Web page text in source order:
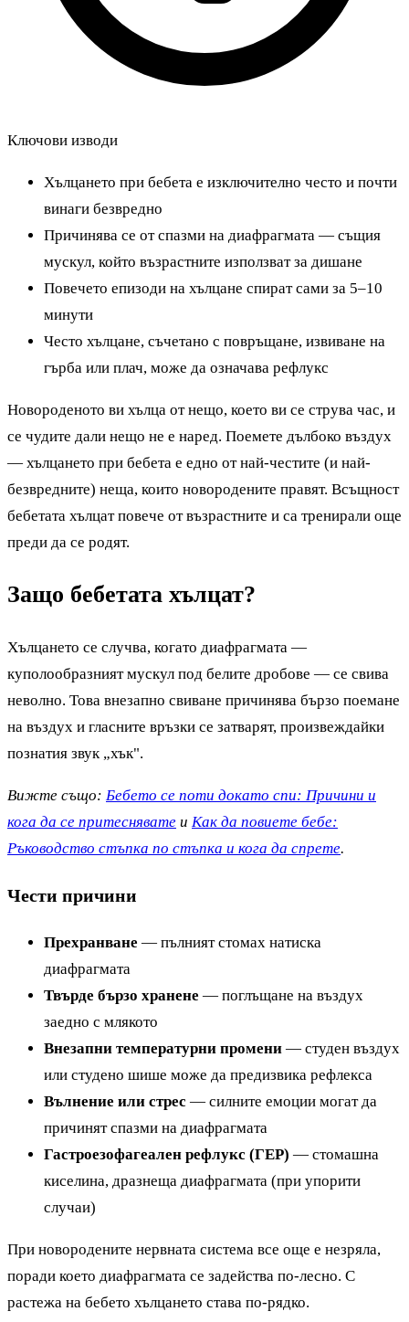
Ключови изводи
Хълцането при бебета е изключително често и почти
винаги безвредно
Причинява се от спазми на диафрагмата — същия
мускул, който възрастните използват за дишане
Повечето епизоди на хълцане спират сами за 5–10
минути
Често хълцане, съчетано с повръщане, извиване на
гърба или плач, може да означава рефлукс
Новороденото ви хълца от нещо, което ви се струва час, и
се чудите дали нещо не е наред. Поемете дълбоко въздух
— хълцането при бебета е едно от най-честите (и най-
безвредните) неща, които новородените правят. Всъщност
бебетата хълцат повече от възрастните и са тренирали още
преди да се родят.
Защо бебетата хълцат?
Хълцането се случва, когато диафрагмата —
куполообразният мускул под белите дробове — се свива
неволно. Това внезапно свиване причинява бързо поемане
на въздух и гласните връзки се затварят, произвеждайки
познатия звук „хък".
Вижте също: Бебето се поти докато спи: Причини и
кога да се притеснявате и Как да повиете бебе:
Ръководство стъпка по стъпка и кога да спрете.
Чести причини
Прехранване — пълният стомах натиска
диафрагмата
Твърде бързо хранене — поглъщане на въздух
заедно с млякото
Внезапни температурни промени — студен въздух
или студено шише може да предизвика рефлекса
Вълнение или стрес — силните емоции могат да
причинят спазми на диафрагмата
Гастроезофагеален рефлукс (ГЕР) — стомашна
киселина, дразнеща диафрагмата (при упорити
случаи)
При новородените нервната система все още е незряла,
поради което диафрагмата се задейства по-лесно. С
растежа на бебето хълцането става по-рядко.